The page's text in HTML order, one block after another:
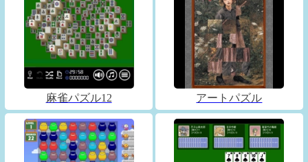
麻雀パズル12 アートパズル